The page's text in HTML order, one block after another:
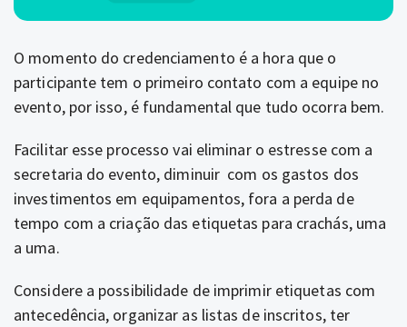
O momento do credenciamento é a hora que o
participante tem o primeiro contato com a equipe no
evento, por isso, é fundamental que tudo ocorra bem.
Facilitar esse processo vai eliminar o estresse com a
secretaria do evento, diminuir com os gastos dos
investimentos em equipamentos, fora a perda de
tempo com a criação das etiquetas para crachás, uma
a uma.
Considere a possibilidade de imprimir etiquetas com
antecedência, organizar as listas de inscritos, ter